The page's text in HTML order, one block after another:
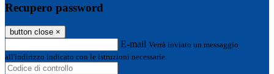
Recupero password
button close ×
E-mail Verrà inviato un messaggio
all'indirizzo indicato con le istruzioni necessarie.